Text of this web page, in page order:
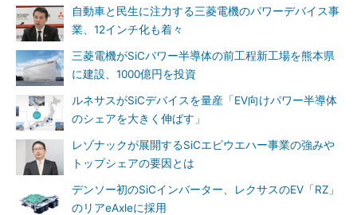
自動車と民生に注力する三菱電機のパワーデバイス事
業、12インチ化も着々
三菱電機がSiCパワー半導体の前工程新工場を熊本県
に建設、1000億円を投資
ルネサスがSiCデバイスを量産「EV向けパワー半導体
のシェアを大きく伸ばす」
レゾナックが展開するSiCエピウエハー事業の強みや
トップシェアの要因とは
デンソー初のSiCインバーター、レクサスのEV「RZ」
のリアeAxleに採用